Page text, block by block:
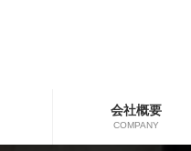
会社概要
COMPANY